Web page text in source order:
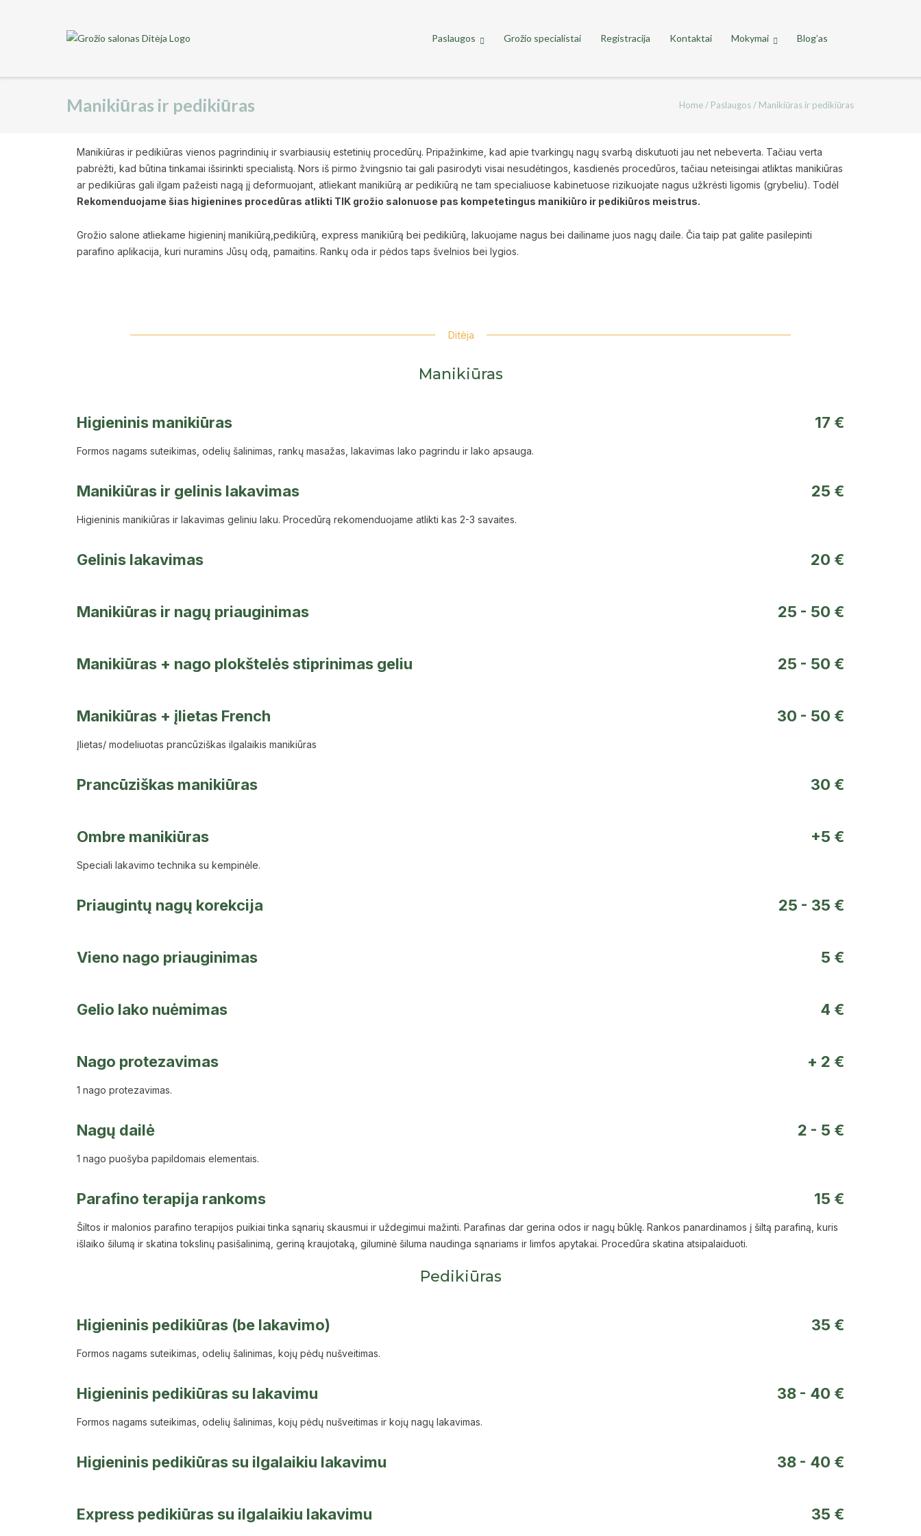
Paslaugos Grožio specialistai Registracija Kontaktai Mokymai Blog’as
Manikiūras ir pedikiūras Home/ Paslaugos/ Manikiūras ir pedikiūras
Manikiūras ir pedikiūras vienos pagrindinių ir svarbiausių estetinių procedūrų. Pripažinkime, kad apie tvarkingų nagų svarbą diskutuoti jau net nebeverta. Tačiau verta
pabrėžti, kad būtina tinkamai išsirinkti specialistą. Nors iš pirmo žvingsnio tai gali pasirodyti visai nesudėtingos, kasdienės procedūros, tačiau neteisingai atliktas manikiūras
ar pedikiūras gali ilgam pažeisti nagą jį deformuojant, atliekant manikiūrą ar pedikiūrą ne tam specialiuose kabinetuose rizikuojate nagus užkrėsti ligomis (grybeliu). Todėl
Rekomenduojame šias higienines procedūras atlikti TIK grožio salonuose pas kompetetingus manikiūro ir pedikiūros meistrus.
Grožio salone atliekame higieninį manikiūrą,pedikiūrą, express manikiūrą bei pedikiūrą, lakuojame nagus bei dailiname juos nagų daile. Čia taip pat galite pasilepinti
parafino aplikacija, kuri nuramins Jūsų odą, pamaitins. Rankų oda ir pėdos taps švelnios bei lygios.
Ditėja
Manikiūras
Higieninis manikiūras 17 €
Formos nagams suteikimas, odelių šalinimas, rankų masažas, lakavimas lako pagrindu ir lako apsauga.
Manikiūras ir gelinis lakavimas 25 €
Higieninis manikiūras ir lakavimas geliniu laku. Procedūrą rekomenduojame atlikti kas 2-3 savaites.
Gelinis lakavimas 20 €
Manikiūras ir nagų priauginimas 25 - 50 €
Manikiūras + nago plokštelės stiprinimas geliu 25 - 50 €
Manikiūras + įlietas French 30 - 50 €
Įlietas/ modeliuotas prancūziškas ilgalaikis manikiūras
Prancūziškas manikiūras 30 €
Ombre manikiūras +5 €
Speciali lakavimo technika su kempinėle.
Priaugintų nagų korekcija 25 - 35 €
Vieno nago priauginimas 5 €
Gelio lako nuėmimas 4 €
Nago protezavimas + 2 €
1 nago protezavimas.
Nagų dailė 2 - 5 €
1 nago puošyba papildomais elementais.
Parafino terapija rankoms 15 €
Šiltos ir malonios parafino terapijos puikiai tinka sąnarių skausmui ir uždegimui mažinti. Parafinas dar gerina odos ir nagų būklę. Rankos panardinamos į šiltą parafiną, kuris
išlaiko šilumą ir skatina tokslinų pasišalinimą, geriną kraujotaką, giluminė šiluma naudinga sąnariams ir limfos apytakai. Procedūra skatina atsipalaiduoti.
Pedikiūras
Higieninis pedikiūras (be lakavimo) 35 €
Formos nagams suteikimas, odelių šalinimas, kojų pėdų nušveitimas.
Higieninis pedikiūras su lakavimu 38 - 40 €
Formos nagams suteikimas, odelių šalinimas, kojų pėdų nušveitimas ir kojų nagų lakavimas.
Higieninis pedikiūras su ilgalaikiu lakavimu 38 - 40 €
Express pedikiūras su ilgalaikiu lakavimu 35 €